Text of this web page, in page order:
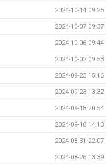
2024-10-14 09:25
2024-10-07 09:37
2024-10-06 09:44
2024-10-02 09:53
2024-09-23 15:16
2024-09-23 13:32
2024-09-18 20:54
2024-09-18 14:13
2024-08-31 22:07
2024-08-26 13:39